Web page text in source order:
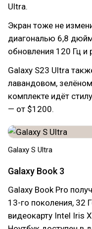
Ultra.
Экран тоже не
диагональю 6,8
обновления 120 Гц
Galaxy S23 Ultra
лавандовом,
комплекте идёт
— от $1200.
Galaxy S Ultra
Galaxy Book 3
Galaxy Book Pro
13-го поколения, 32
видеокарту Intel Iris